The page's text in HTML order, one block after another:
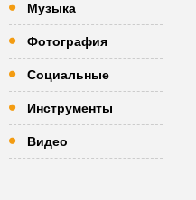
Музыка
Фотография
Социальные
Инструменты
Видео